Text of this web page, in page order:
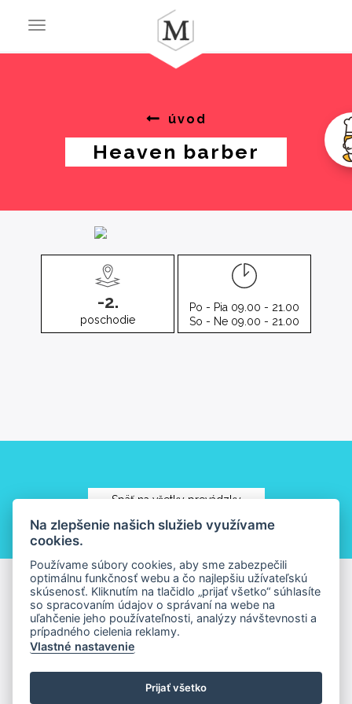
Toggle
úvod
Heaven barber
-2.
poschodie
Po - Pia 09.00 - 21.00
So - Ne 09.00 - 21.00
Späť na všetky prevádzky
© Copyright MIRAGE SHOPPING CENTER, a.s.
Na zlepšenie našich služieb využívame
cookies.
Používame súbory cookies, aby sme zabezpečili
optimálnu funkčnosť webu a čo najlepšiu užívateľskú
skúsenosť. Kliknutím na tlačidlo „prijať všetko“ súhlasíte
so spracovaním údajov o správaní na webe na
uľahčenie jeho používateľnosti, analýzy návštevnosti a
prípadného cielenia reklamy.
Vlastné nastavenie
Prijať všetko